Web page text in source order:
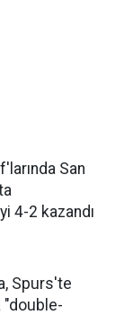
San
4-2 kazandı
Spurs'te
"double-